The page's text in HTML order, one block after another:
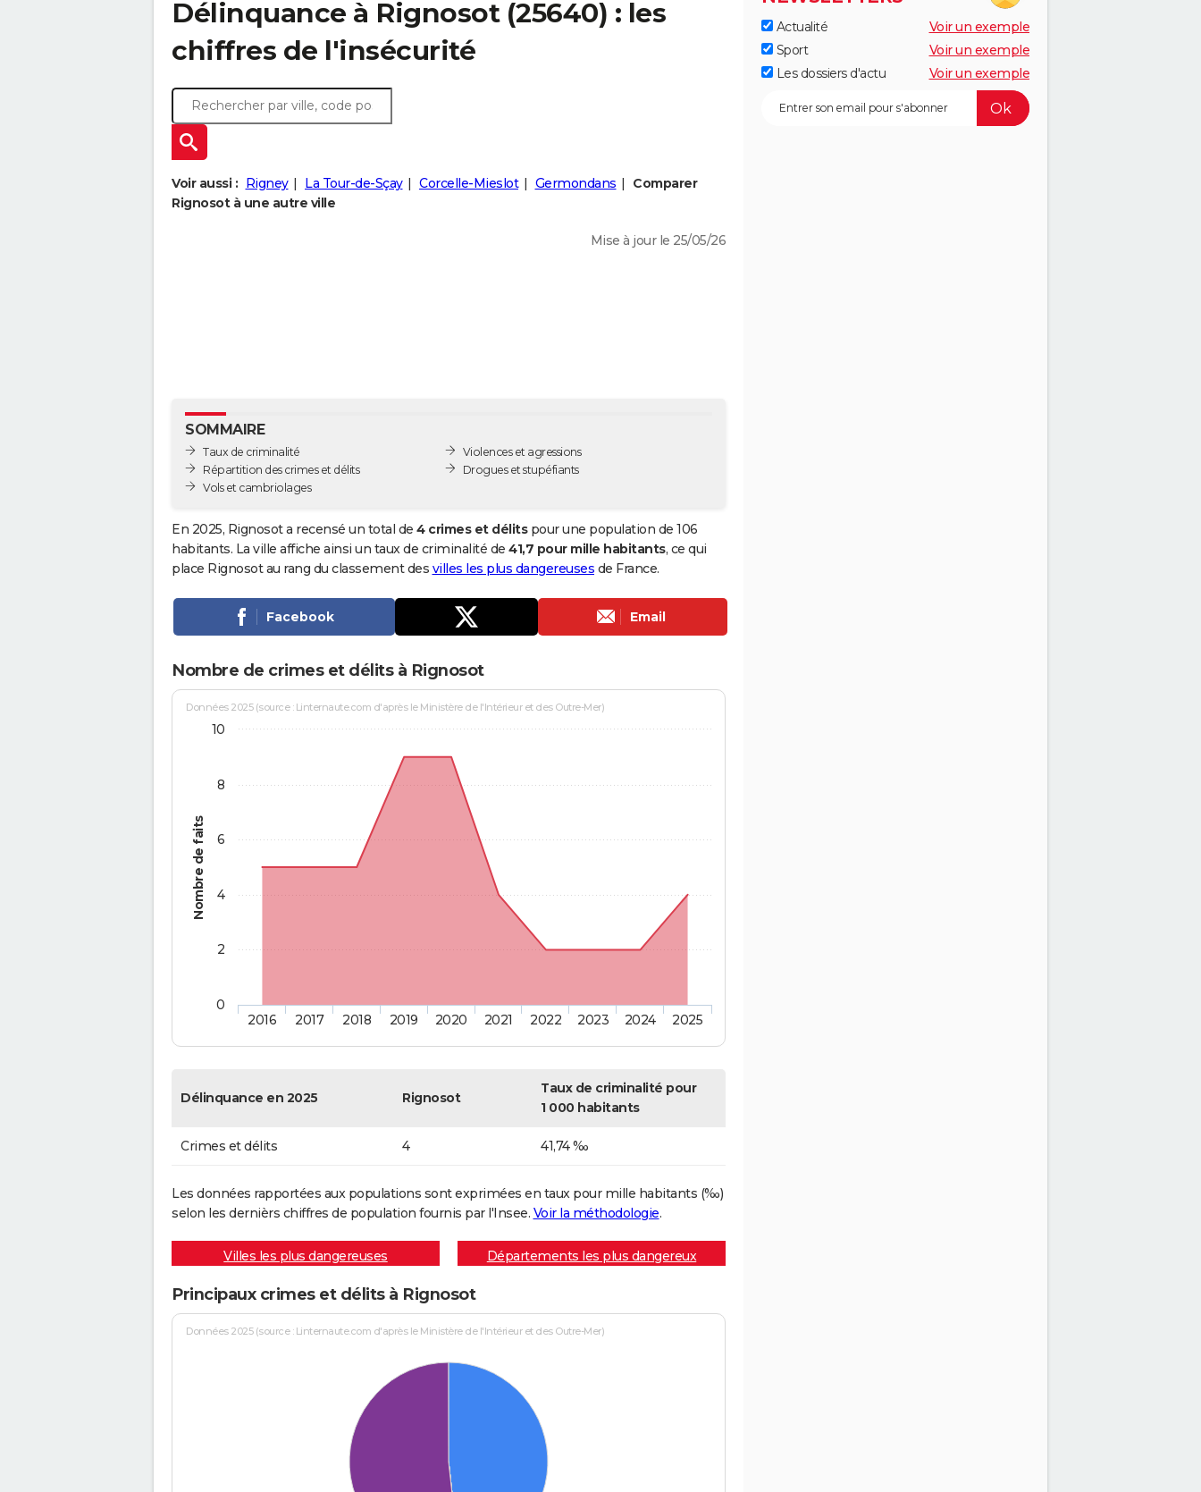
Délinquance à Rignosot(25640) : les
chiffres de l'insécurité
Voir aussi : Rigney La Tour-de-Sçay Corcelle-Mieslot Germondans
Comparer
Rignosot à une autre ville
Mise à jour le 25/05/26
SOMMAIRE
Taux de criminalité
Répartition des crimes et délits
Vols et cambriolages
Violences et agressions
Drogues et stupéfiants
En 2025, Rignosot a recensé un total de 4 crimes et délitspour une population de 106
habitants. La ville affiche ainsi un taux de criminalité de 41,7 pour mille habitants, ce qui
place Rignosot au rang du classement des villes les plus dangereuses de France.
Facebook Email
Nombre de crimes et délits à Rignosot
Nombre de faits
Données 2025 (source : Linternaute.com d'après le Ministère de l'Intérieur et des Outre-Mer)
2016 2017 2018 2019 2020 2021 2022 2023 2024 2025
0
2
4
6
8
10
Délinquance en 2025 Rignosot
Taux de criminalité pour
1 000 habitants
Crimes et délits 4 41,74 ‰
Les données rapportées aux populations sont exprimées en taux pour mille habitants (‰)
selon les dernièrs chiffres de population fournis par l'Insee. Voir la méthodologie.
Villes les plus dangereuses Départements les plus dangereux
Principaux crimes et délits à Rignosot
Données 2025 (source : Linternaute.com d'après le Ministère de l'Intérieur et des Outre-Mer)
Actualité
Voir un exemple
Sport
Voir un exemple
Les dossiers d'actu
Voir un exemple